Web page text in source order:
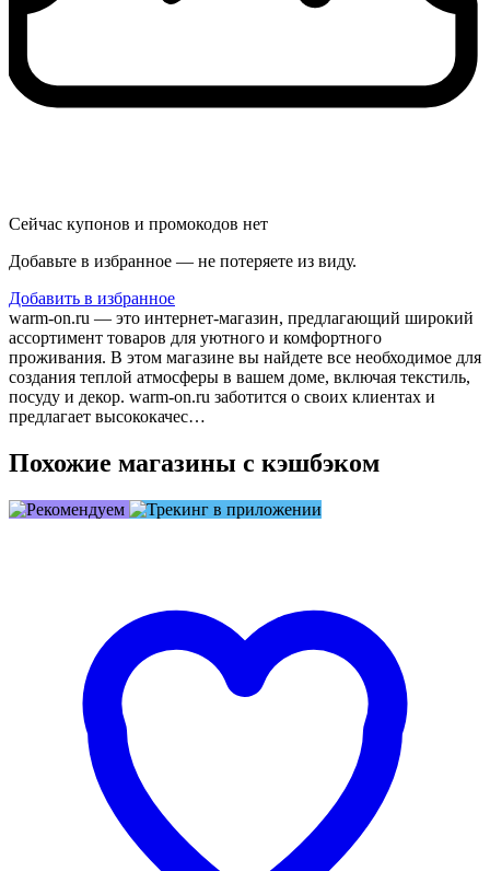
Сейчас купонов и промокодов нет
Добавьте в избранное — не потеряете из виду.
Добавить в избранное
warm-on.ru — это интернет-магазин, предлагающий широкий
ассортимент товаров для уютного и комфортного
проживания. В этом магазине вы найдете все необходимое для
создания теплой атмосферы в вашем доме, включая текстиль,
посуду и декор. warm-on.ru заботится о своих клиентах и
предлагает высококачес…
Похожие магазины с кэшбэком